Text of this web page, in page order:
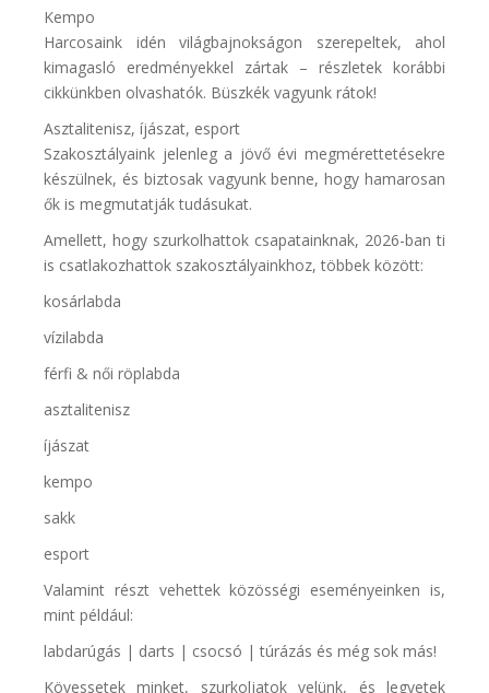
Kempo
Harcosaink idén világbajnokságon szerepeltek, ahol
kimagasló eredményekkel zártak – részletek korábbi
cikkünkben olvashatók. Büszkék vagyunk rátok!
Asztalitenisz, íjászat, esport
Szakosztályaink jelenleg a jövő évi megmérettetésekre
készülnek, és biztosak vagyunk benne, hogy hamarosan
ők is megmutatják tudásukat.
Amellett, hogy szurkolhattok csapatainknak, 2026-ban ti
is csatlakozhattok szakosztályainkhoz, többek között:
kosárlabda
vízilabda
férfi & női röplabda
asztalitenisz
íjászat
kempo
sakk
esport
Valamint részt vehettek közösségi eseményeinken is,
mint például:
labdarúgás | darts | csocsó | túrázás és még sok más!
Kövessetek minket, szurkoljatok velünk, és legyetek